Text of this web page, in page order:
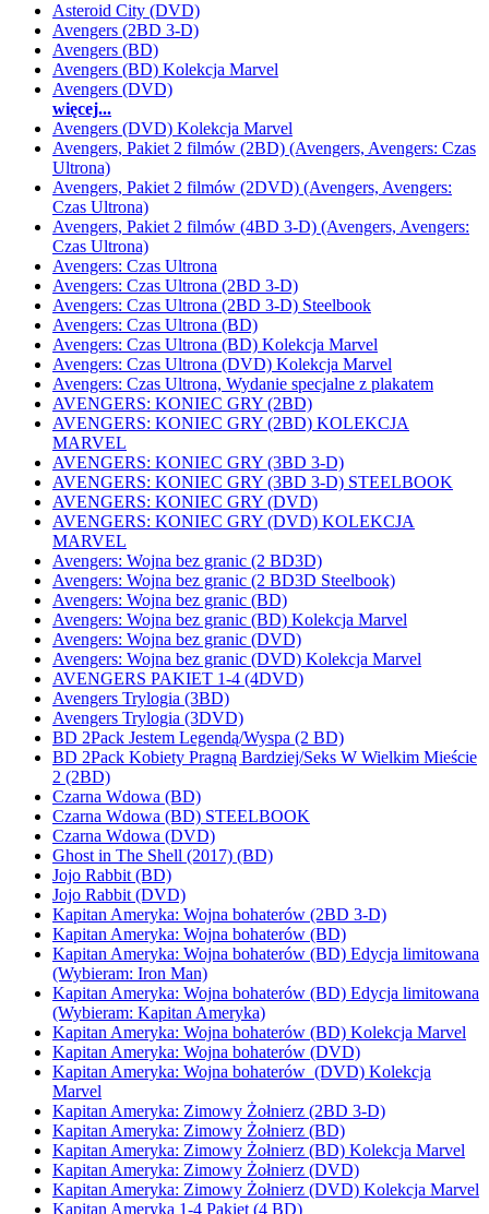
Asteroid City (DVD)
Avengers (2BD 3-D)
Avengers (BD)
Avengers (BD) Kolekcja Marvel
Avengers (DVD)
więcej...
Avengers (DVD) Kolekcja Marvel
Avengers, Pakiet 2 filmów (2BD) (Avengers, Avengers: Czas
Ultrona)
Avengers, Pakiet 2 filmów (2DVD) (Avengers, Avengers:
Czas Ultrona)
Avengers, Pakiet 2 filmów (4BD 3-D) (Avengers, Avengers:
Czas Ultrona)
Avengers: Czas Ultrona
Avengers: Czas Ultrona (2BD 3-D)
Avengers: Czas Ultrona (2BD 3-D) Steelbook
Avengers: Czas Ultrona (BD)
Avengers: Czas Ultrona (BD) Kolekcja Marvel
Avengers: Czas Ultrona (DVD) Kolekcja Marvel
Avengers: Czas Ultrona, Wydanie specjalne z plakatem
AVENGERS: KONIEC GRY (2BD)
AVENGERS: KONIEC GRY (2BD) KOLEKCJA
MARVEL
AVENGERS: KONIEC GRY (3BD 3-D)
AVENGERS: KONIEC GRY (3BD 3-D) STEELBOOK
AVENGERS: KONIEC GRY (DVD)
AVENGERS: KONIEC GRY (DVD) KOLEKCJA
MARVEL
Avengers: Wojna bez granic (2 BD3D)
Avengers: Wojna bez granic (2 BD3D Steelbook)
Avengers: Wojna bez granic (BD)
Avengers: Wojna bez granic (BD) Kolekcja Marvel
Avengers: Wojna bez granic (DVD)
Avengers: Wojna bez granic (DVD) Kolekcja Marvel
AVENGERS PAKIET 1-4 (4DVD)
Avengers Trylogia (3BD)
Avengers Trylogia (3DVD)
BD 2Pack Jestem Legendą/Wyspa (2 BD)
BD 2Pack Kobiety Pragną Bardziej/Seks W Wielkim Mieście
2 (2BD)
Czarna Wdowa (BD)
Czarna Wdowa (BD) STEELBOOK
Czarna Wdowa (DVD)
Ghost in The Shell (2017) (BD)
Jojo Rabbit (BD)
Jojo Rabbit (DVD)
Kapitan Ameryka: Wojna bohaterów (2BD 3-D)
Kapitan Ameryka: Wojna bohaterów (BD)
Kapitan Ameryka: Wojna bohaterów (BD) Edycja limitowana
(Wybieram: Iron Man)
Kapitan Ameryka: Wojna bohaterów (BD) Edycja limitowana
(Wybieram: Kapitan Ameryka)
Kapitan Ameryka: Wojna bohaterów (BD) Kolekcja Marvel
Kapitan Ameryka: Wojna bohaterów (DVD)
Kapitan Ameryka: Wojna bohaterów (DVD) Kolekcja
Marvel
Kapitan Ameryka: Zimowy Żołnierz (2BD 3-D)
Kapitan Ameryka: Zimowy Żołnierz (BD)
Kapitan Ameryka: Zimowy Żołnierz (BD) Kolekcja Marvel
Kapitan Ameryka: Zimowy Żołnierz (DVD)
Kapitan Ameryka: Zimowy Żołnierz (DVD) Kolekcja Marvel
Kapitan Ameryka 1-4 Pakiet (4 BD)